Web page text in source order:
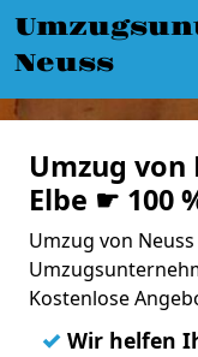
Neuss
Umzug von
Elbe ☛ 100
Umzug von
Kostenlose
✓ Wir helfen